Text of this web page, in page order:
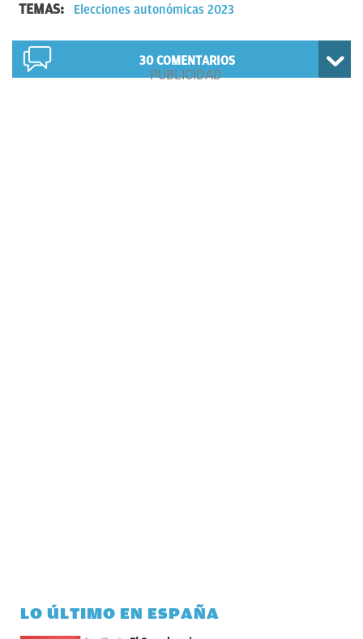
TEMAS: Elecciones autonómicas 2023
30COMENTARIOS
LO ÚLTIMO EN ESPAÑA